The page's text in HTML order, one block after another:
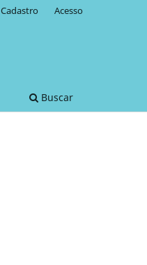
Buscar
Cadastro Acesso